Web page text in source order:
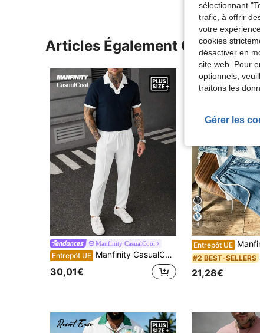
Articles Également Consultés
Manfinity CasualCool
Entrepôt UE Manfinity CasualCool Ensemble décontracté pour homme grande taille avec polo à manches courtes bicolore et pantalon long pour un usage quotidien
30,01€
4
Entrepôt UE Manfinity Homme Ensemble deux pièces décontracté pour homme grande taille, t-shirt à manches courtes style denim vintage américain avec blocs
#2 BEST-SELLERS
21,28€
sélectionnant
trafic, à offrir
votre
cookies
désactiver en
site web. Pour
optionnels,
traitons les
Gérer les